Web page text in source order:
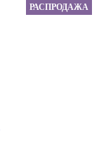
РАСПРОДАЖА